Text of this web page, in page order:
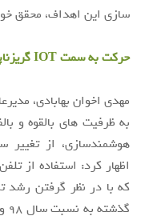
سازی این اهداف، محقق
حرکت به سمت IOT گریزناپذیر است
مهدی اخوان بهابادی،
به ظرفیت های بالقوه و
هوشمندسازی، از تغییر
اظهار کرد: استفاده از